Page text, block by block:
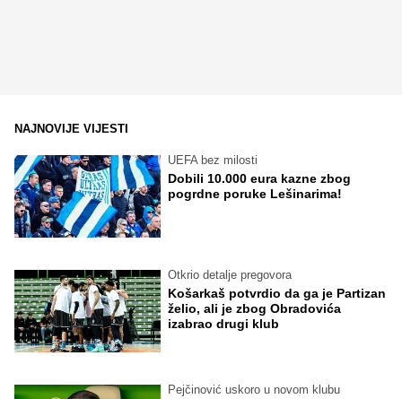
NAJNOVIJE VIJESTI
UEFA bez milosti
Dobili 10.000 eura kazne zbog
pogrdne poruke Lešinarima!
Otkrio detalje pregovora
Košarkaš potvrdio da ga je Partizan
želio, ali je zbog Obradovića
izabrao drugi klub
Pejčinović uskoro u novom klubu